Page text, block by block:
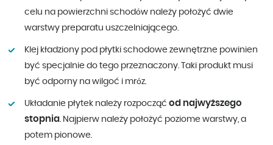
celu na powierzchni schodów należy położyć dwie
warstwy preparatu uszczelniającego.
Klej kładziony pod płytki schodowe zewnętrzne powinien
być specjalnie do tego przeznaczony. Taki produkt musi
być odporny na wilgoć i mróz.
Układanie płytek należy rozpocząć od najwyższego
stopnia. Najpierw należy położyć poziome warstwy, a
potem pionowe.